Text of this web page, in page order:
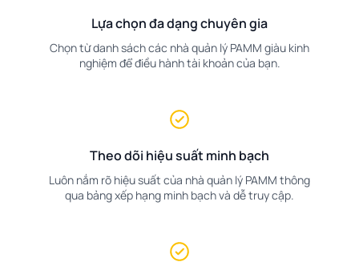
Lựa chọn đa dạng chuyên gia
Chọn từ danh sách các nhà quản lý PAMM giàu kinh
nghiệm để điều hành tài khoản của bạn.
Theo dõi hiệu suất minh bạch
Luôn nắm rõ hiệu suất của nhà quản lý PAMM thông
qua bảng xếp hạng minh bạch và dễ truy cập.